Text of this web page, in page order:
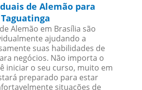
de Alemão para
Alemão em Brasília são
ajudando a
suas habilidades de
negócios. Não importa o
iniciar o seu curso, muito em
preparado para estar
situações de